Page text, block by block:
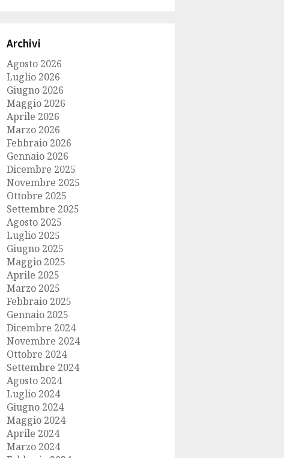
Archivi
Agosto 2026
Luglio 2026
Giugno 2026
Maggio 2026
Aprile 2026
Marzo 2026
Febbraio 2026
Gennaio 2026
Dicembre 2025
Novembre 2025
Ottobre 2025
Settembre 2025
Agosto 2025
Luglio 2025
Giugno 2025
Maggio 2025
Aprile 2025
Marzo 2025
Febbraio 2025
Gennaio 2025
Dicembre 2024
Novembre 2024
Ottobre 2024
Settembre 2024
Agosto 2024
Luglio 2024
Giugno 2024
Maggio 2024
Aprile 2024
Marzo 2024